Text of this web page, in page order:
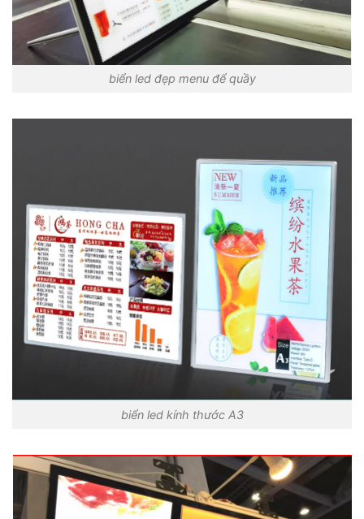
biển led đẹp menu để quầy
biển led kính thước A3